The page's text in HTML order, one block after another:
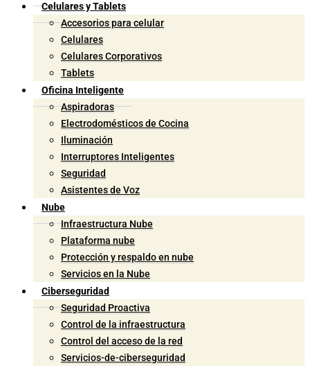
Celulares y Tablets
Accesorios para celular
Celulares
Celulares Corporativos
Tablets
Oficina Inteligente
Aspiradoras
Electrodomésticos de Cocina
Iluminación
Interruptores Inteligentes
Seguridad
Asistentes de Voz
Nube
Infraestructura Nube
Plataforma nube
Protección y respaldo en nube
Servicios en la Nube
Ciberseguridad
Seguridad Proactiva
Control de la infraestructura
Control del acceso de la red
Servicios-de-ciberseguridad